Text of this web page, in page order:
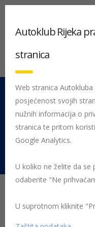
051 212 442
Pon - Pet 08:00 -
Rujevica 9/1, 51000
Ljetne gume –
Autoklub Rijeka
stranica
Web stranica
posjećenost svojih
nužnih informacija o
stranica te pritom
Google Analytics.
U koliko ne želite da se
odaberite "Ne
U suprotnom kliknite